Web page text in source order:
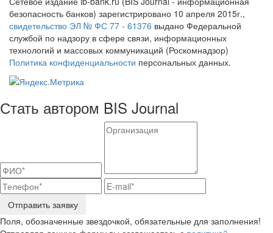
безопасность банков) зарегистрировано 10 апреля 2015г.,
свидетельство ЭЛ № ФС 77 - 61376 выдано Федеральной
службой по надзору в сфере связи, информационных
технологий и массовых коммуникаций (Роскомнадзор)
Политика конфиденциальности персональных данных.
Стать автором BIS Journal
Отправить заявку
Поля, обозначенные звездочкой, обязательные для заполнения!